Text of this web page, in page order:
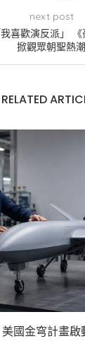
next post
喜歡演反派」
掀觀眾朝聖熱潮
RELATED
美國金穹計畫啟